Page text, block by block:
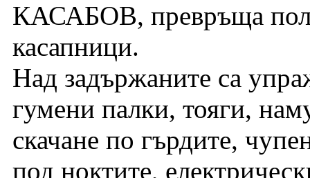
КАСАБОВ, превръща
касапници.
Над задържаните са
гумени палки, тояги,
скачане по гърдите,
под ноктите,